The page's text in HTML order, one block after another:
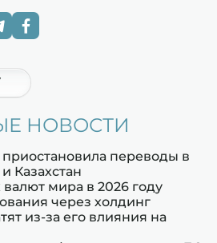
НОВОСТИ
приостановила переводы в
Казахстан
мира в 2026 году
через холдинг
из-за его влияния на